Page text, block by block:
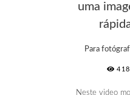
uma
Para
Neste video